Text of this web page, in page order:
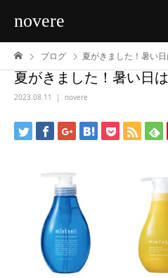
novere
ブログ 夏がきました！暑い
夏がきました！暑い日
2023.08.11 novere